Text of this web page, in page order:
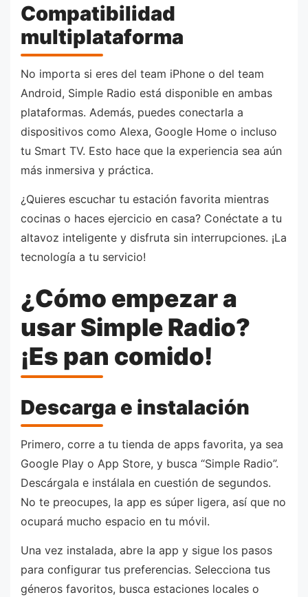
Compatibilidad
multiplataforma
No importa si eres del team iPhone o del team
Android, Simple Radio está disponible en ambas
plataformas. Además, puedes conectarla a
dispositivos como Alexa, Google Home o incluso
tu Smart TV. Esto hace que la experiencia sea aún
más inmersiva y práctica.
¿Quieres escuchar tu estación favorita mientras
cocinas o haces ejercicio en casa? Conéctate a tu
altavoz inteligente y disfruta sin interrupciones. ¡La
tecnología a tu servicio!
¿Cómo empezar a
usar Simple Radio?
¡Es pan comido!
Descarga e instalación
Primero, corre a tu tienda de apps favorita, ya sea
Google Play o App Store, y busca “Simple Radio”.
Descárgala e instálala en cuestión de segundos.
No te preocupes, la app es súper ligera, así que no
ocupará mucho espacio en tu móvil.
Una vez instalada, abre la app y sigue los pasos
para configurar tus preferencias. Selecciona tus
géneros favoritos, busca estaciones locales o